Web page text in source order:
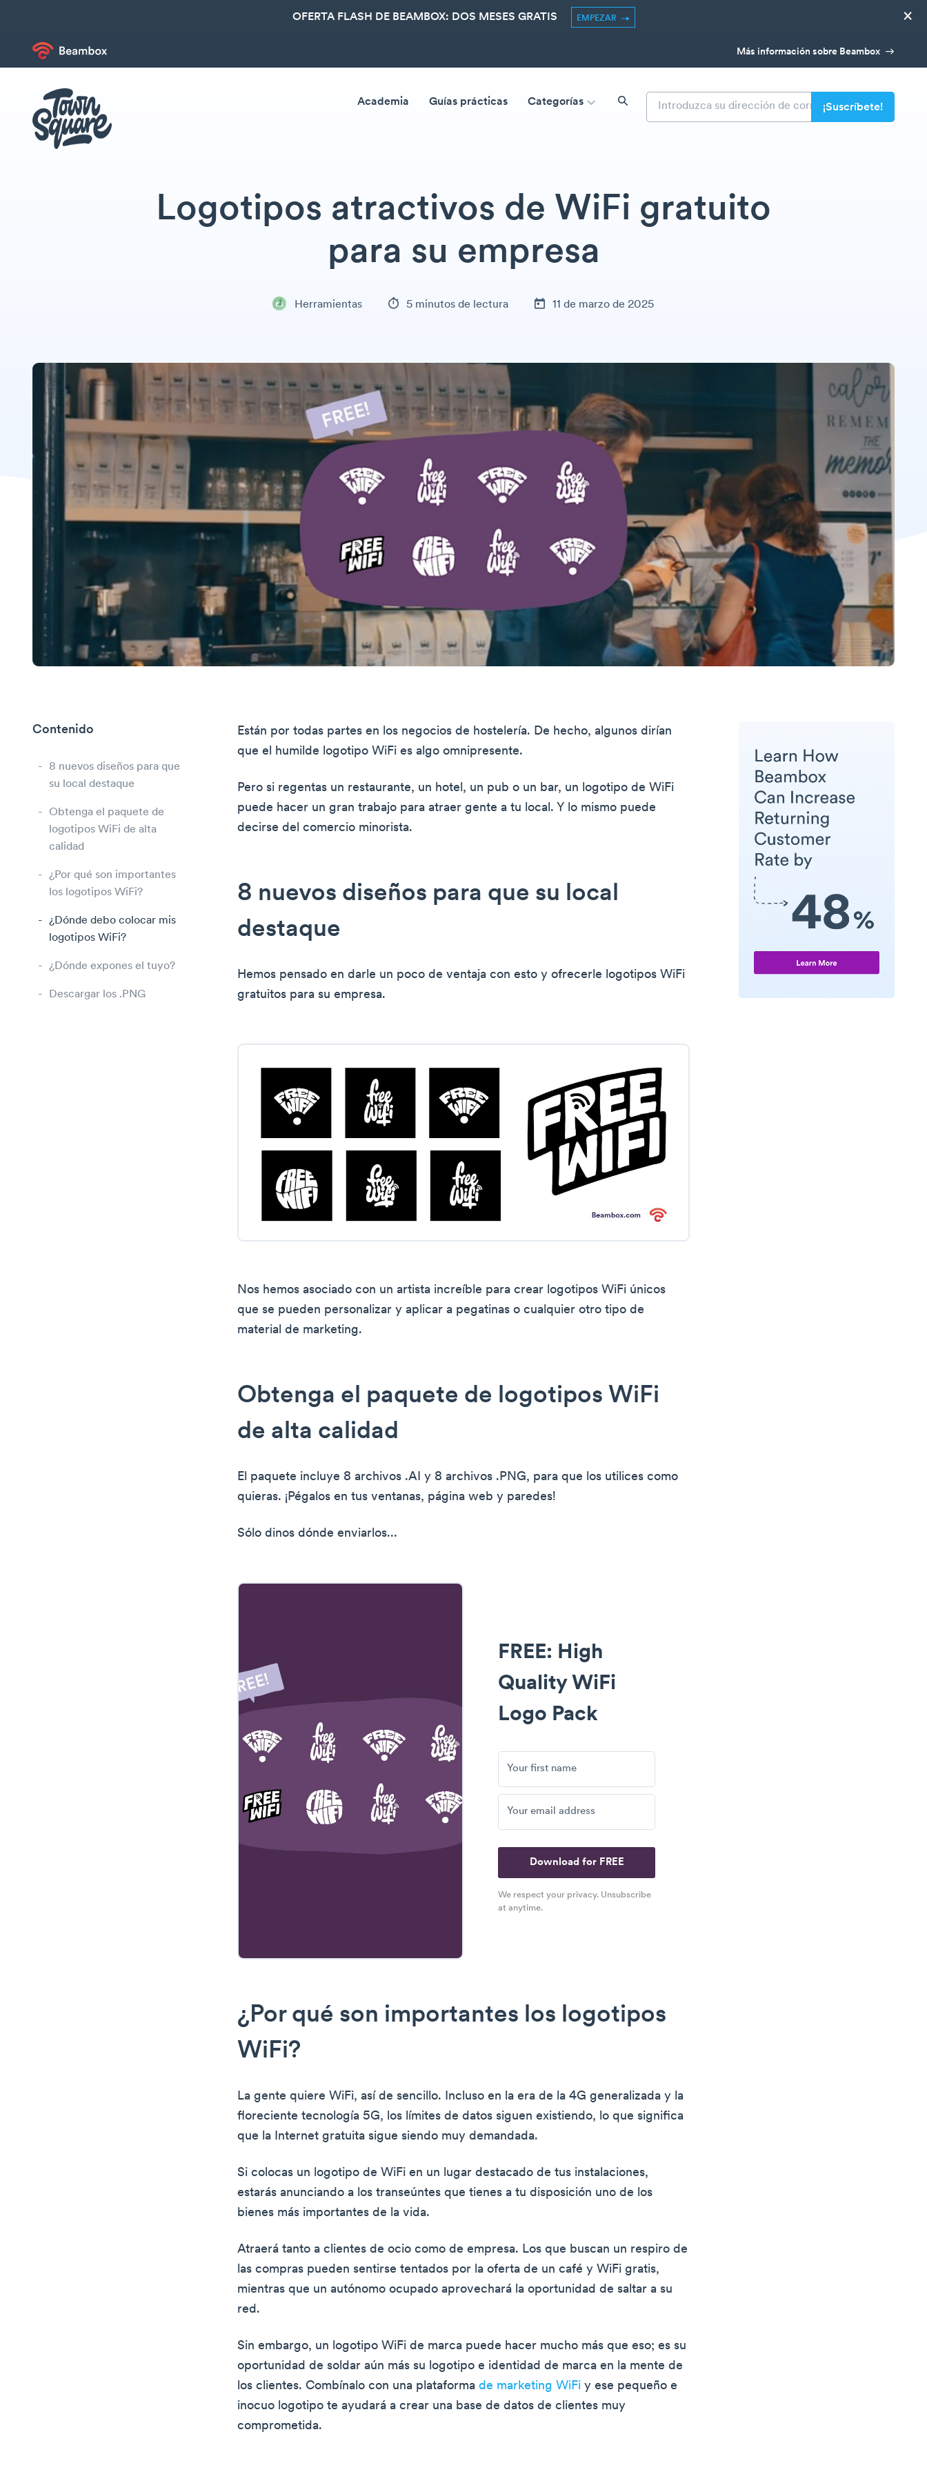
OFERTA FLASH DE BEAMBOX: DOS MESES GRATIS EMPEZAR ×
Más información sobre Beambox
Academia Guías prácticas Categorías
Logotipos atractivos de WiFi gratuito
para su empresa
Herramientas 5 minutos de lectura 11 de marzo de 2025
Contenido
8 nuevos diseños para que
su local destaque
Obtenga el paquete de
logotipos WiFi de alta
calidad
¿Por qué son importantes
los logotipos WiFi?
¿Dónde debo colocar mis
logotipos WiFi?
¿Dónde expones el tuyo?
Descargar los .PNG
Están por todas partes en los negocios de hostelería. De hecho, algunos dirían
que el humilde logotipo WiFi es algo omnipresente.
Pero si regentas un restaurante, un hotel, un pub o un bar, un logotipo de WiFi
puede hacer un gran trabajo para atraer gente a tu local. Y lo mismo puede
decirse del comercio minorista.
8 nuevos diseños para que su local
destaque
Hemos pensado en darle un poco de ventaja con esto y ofrecerle logotipos WiFi
gratuitos para su empresa.
Nos hemos asociado con un artista increíble para crear logotipos WiFi únicos
que se pueden personalizar y aplicar a pegatinas o cualquier otro tipo de
material de marketing.
Obtenga el paquete de logotipos WiFi
de alta calidad
El paquete incluye 8 archivos .AI y 8 archivos .PNG, para que los utilices como
quieras. ¡Pégalos en tus ventanas, página web y paredes!
Sólo dinos dónde enviarlos...
FREE: High
Quality WiFi
Logo Pack
Download for FREE
We respect your privacy. Unsubscribe
at anytime.
¿Por qué son importantes los logotipos
WiFi?
La gente quiere WiFi, así de sencillo. Incluso en la era de la 4G generalizada y la
floreciente tecnología 5G, los límites de datos siguen existiendo, lo que significa
que la Internet gratuita sigue siendo muy demandada.
Si colocas un logotipo de WiFi en un lugar destacado de tus instalaciones,
estarás anunciando a los transeúntes que tienes a tu disposición uno de los
bienes más importantes de la vida.
Atraerá tanto a clientes de ocio como de empresa. Los que buscan un respiro de
las compras pueden sentirse tentados por la oferta de un café y WiFi gratis,
mientras que un autónomo ocupado aprovechará la oportunidad de saltar a su
red.
Sin embargo, un logotipo WiFi de marca puede hacer mucho más que eso; es su
oportunidad de soldar aún más su logotipo e identidad de marca en la mente de
los clientes. Combínalo con una plataforma de marketing WiFi y ese pequeño e
inocuo logotipo te ayudará a crear una base de datos de clientes muy
comprometida.